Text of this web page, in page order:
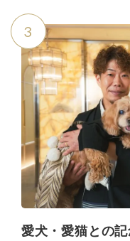
3
愛犬・愛猫との